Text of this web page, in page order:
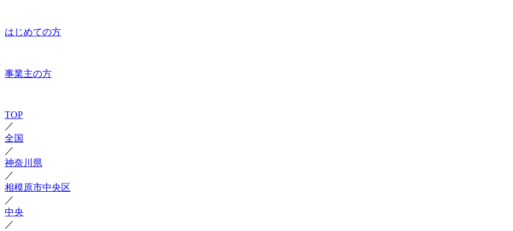
はじめての方
事業主の方
TOP
／
全国
／
神奈川県
／
相模原市中央区
／
中央
／